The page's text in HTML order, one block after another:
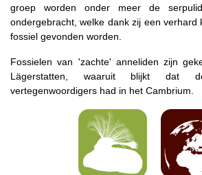
groep worden onder meer de
ondergebracht, welke dank zij een verhard
fossiel gevonden worden.
Fossielen van 'zachte' anneliden zijn
Lägerstatten, waaruit blijkt dat
vertegenwoordigers had in het Cambrium.